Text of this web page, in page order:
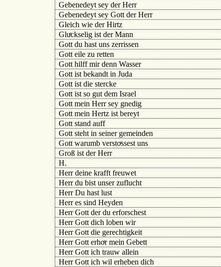
Gebenedeyt sey der Herr
Gebenedeyt sey Gott der Herr
Gleich wie der Hirtz
Gluͤckselig ist der Mann
Gott du hast uns zerrissen
Gott eile zu retten
Gott hilff mir denn Wasser
Gott ist bekandt in Juda
Gott ist die stercke
Gott ist so gut dem Israel
Gott mein Herr sey gnedig
Gott mein Hertz ist bereyt
Gott stand auff
Gott steht in seiner gemeinden
Gott warumb verstoͤssest uns
Groß ist der Herr
H.
Herr deine krafft freuwet
Herr du bist unser zuflucht
Herr Du hast lust
Herr es sind Heyden
Herr Gott der du erforschest
Herr Gott dich loben wir
Herr Gott die gerechtigkeit
Herr Gott erhoͤr mein Gebett
Herr Gott ich trauw allein
Herr Gott ich wil erheben dich